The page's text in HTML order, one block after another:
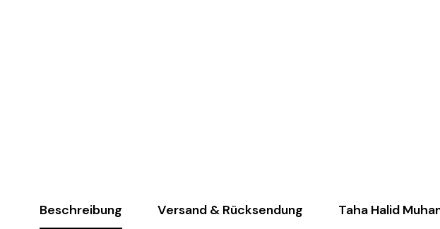
Beschreibung Versand & Rücksendung